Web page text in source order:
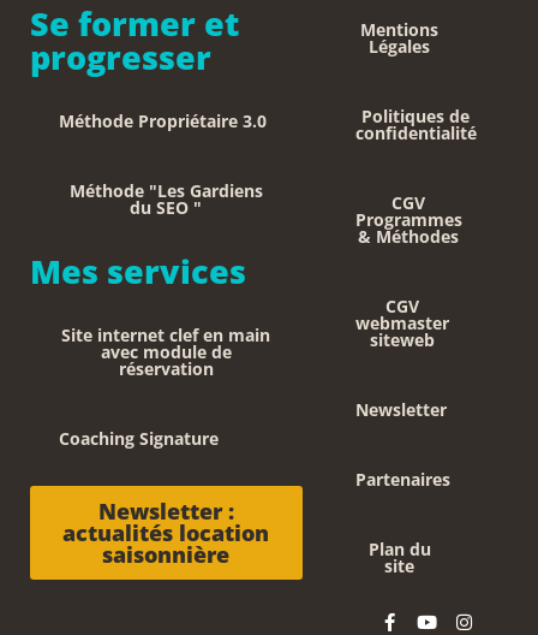
Se former et
progresser
Méthode Propriétaire 3.0
Méthode "Les Gardiens
du SEO "
Mes services
Site internet clef en main
avec module de
réservation
Coaching Signature
Newsletter :
actualités location
saisonnière
Mentions
Légales
Politiques de
confidentialité
CGV
Programmes
& Méthodes
CGV
webmaster
siteweb
Newsletter
Partenaires
Plan du
site